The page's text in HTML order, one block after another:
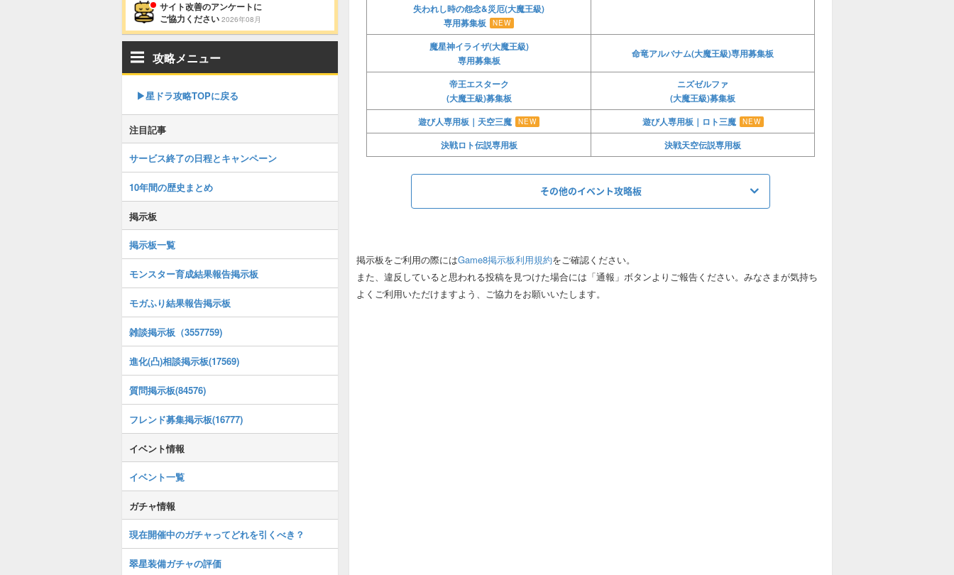
失われし時の怨念&災厄(大魔王級)
専用募集板
NEW
魔星神イライザ(大魔王級)
専用募集板
命竜アルバナム(大魔王級)専用募集板
帝王エスターク
(大魔王級)募集板
ニズゼルファ
(大魔王級)募集板
遊び人専用板｜天空三魔
NEW 遊び人専用板｜ロト三魔 NEW
決戦ロト伝説専用板 決戦天空伝説専用板
その他のイベント攻略板
ゾーマ募集板
古代遺跡募集板
デスタムーア募集板
掲示板をご利用の際にはGame8掲示板利用規約をご確認ください。
また、違反していると思われる投稿を見つけた場合には「通報」ボタンよりご報告ください。みなさまが気持ち
よくご利用いただけますよう、ご協力をお願いいたします。
サイト改善のアンケートに
ご協力ください 2026年08月
攻略メニュー
▶︎星ドラ攻略TOPに戻る
注目記事
サービス終了の日程とキャンペーン
10年間の歴史まとめ
掲示板
掲示板一覧
モンスター育成結果報告掲示板
モガふり結果報告掲示板
雑談掲示板（3557759)
進化(凸)相談掲示板(17569)
質問掲示板(84576)
フレンド募集掲示板(16777)
イベント情報
イベント一覧
ガチャ情報
現在開催中のガチャってどれを引くべき？
翠星装備ガチャの評価